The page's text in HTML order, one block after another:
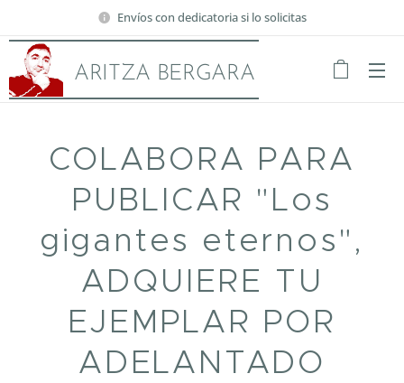
Envíos con dedicatoria si lo solicitas
ARITZA BERGARA
COLABORA PARA
PUBLICAR "Los
gigantes eternos",
ADQUIERE TU
EJEMPLAR POR
ADELANTADO